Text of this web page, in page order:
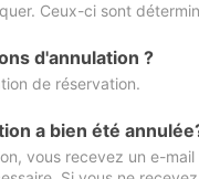
Ceux-ci sont
d'annulation ?
de réservation.
a bien été
vous recevez un e-